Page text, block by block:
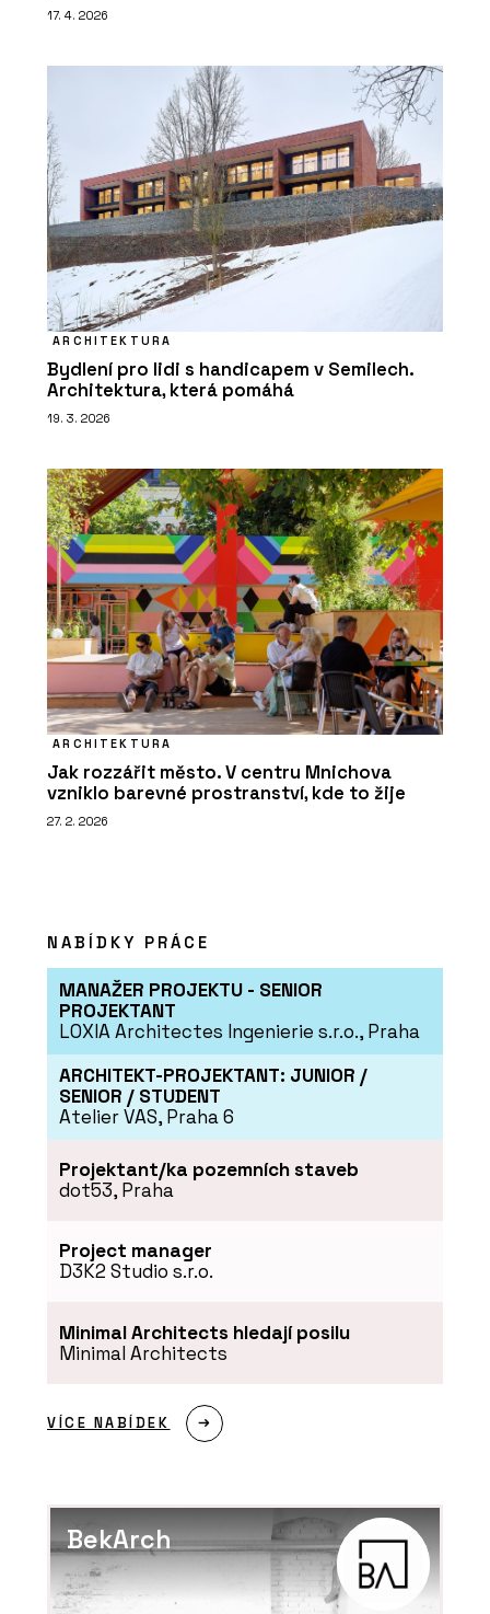
17. 4. 2026
ARCHITEKTURA
Bydlení pro lidi s handicapem v Semilech.
Architektura, která pomáhá
19. 3. 2026
ARCHITEKTURA
Jak rozzářit město. V centru Mnichova
vzniklo barevné prostranství, kde to žije
27. 2. 2026
NABÍDKY PRÁCE
MANAŽER PROJEKTU - SENIOR
PROJEKTANT
LOXIA Architectes Ingenierie s.r.o., Praha
ARCHITEKT-PROJEKTANT: JUNIOR /
SENIOR / STUDENT
Atelier VAS, Praha 6
Projektant/ka pozemních staveb
dot53, Praha
Project manager
D3K2 Studio s.r.o.
Minimal Architects hledají posilu
Minimal Architects
VÍCE NABÍDEK
BekArch